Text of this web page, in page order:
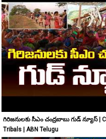
గిరిజనులకు సీఎం చంద్రబాబు గుడ్ న్యూస్ |
Tribals | ABN Telugu